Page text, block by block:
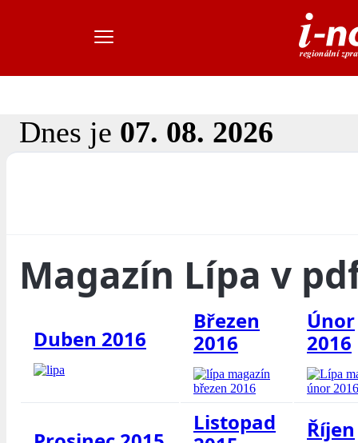
Dnes je 07. 08. 2026
Magazín Lípa v
Duben 2016
Březen
2016
Únor
2016
Listopad
Říjen